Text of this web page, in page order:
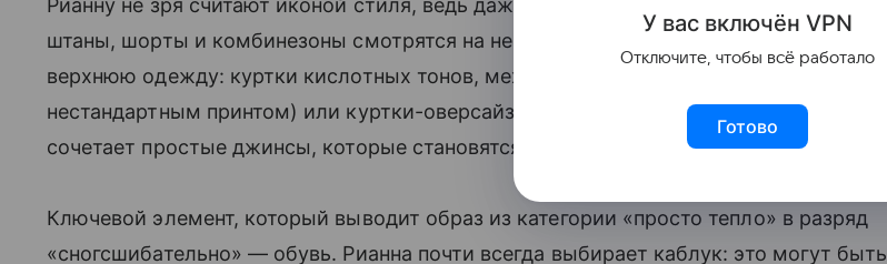
штаны, шорты и комбинезоны смотрятся на ней эффектно. Она выбирает акцентную
верхнюю одежду: куртки кислотных тонов, меховые пальто (часто цветные или с
нестандартным принтом) или куртки-оверсайз. С этим великолепием певица
сочетает простые джинсы, которые становятся отличной базой.
Ключевой элемент, который выводит образ из категории «просто тепло» в разряд
«сногсшибательно» — обувь. Рианна почти всегда выбирает каблук: это могут быть
У вас включён VPN
Отключите, чтобы всё работало
Готово